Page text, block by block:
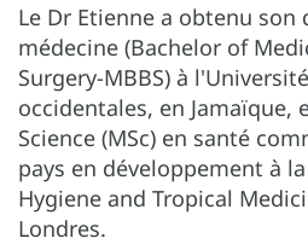
Le Dr Etienne a obtenu son
médecine (Bachelor of
Surgery-MBBS) à
occidentales, en Jamaïque,
Science (MSc) en santé
pays en développement à
Hygiene and Tropical
Londres.